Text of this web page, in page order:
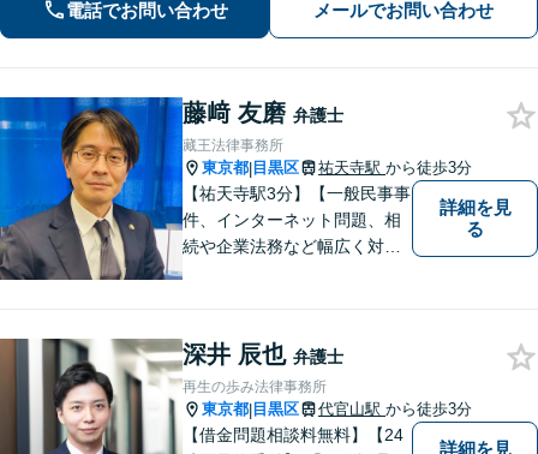
日・夜間・休日対応】【完全個室】
電話でお問い合わせ メールでお問い合わせ
藤﨑 友磨 弁護士
藏王法律事務所
東京都| 目黒区 祐天寺駅 から徒歩3分
【祐天寺駅3分】【一般民事事
件、インターネット問題、相
続や企業法務など幅広く対応
りごとがあれば、なんでもご
相談ください。スピーディで
的確な解決方法をご提案いた
します。
詳細を見
る
深井 辰也 弁護士
再生の歩み法律事務所
東京都| 目黒区 代官山駅 から徒歩3分
【借金問題相談料無料】【24
詳細を見